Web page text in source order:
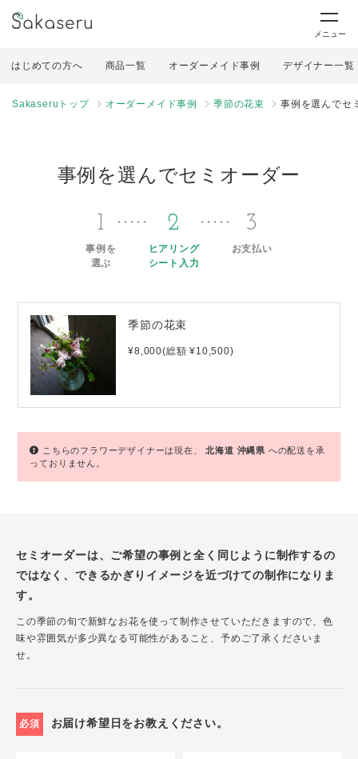
メニュー
はじめての方へ 商品一覧 オーダーメイド事例 デザイナー一覧
Sakaseruトップ オーダーメイド事例 季節の花束 事例を選んでセ
事例を選んでセミオーダー
1
事例を
選ぶ
2
ヒアリング
シート入力
3
お支払い
季節の花束
¥8,000(総額 ¥10,500)
こちらのフラワーデザイナーは現在、北海道 沖縄県 への配送を承
っておりません。
セミオーダーは、ご希望の事例と全く同じように制作するの
ではなく、できるかぎりイメージを近づけての制作になりま
す。
この季節の旬で新鮮なお花を使って制作させていただきますので、色
味や雰囲気が多少異なる可能性があること、予めご了承くださいま
せ。
必須 お届け希望日をお教えください。